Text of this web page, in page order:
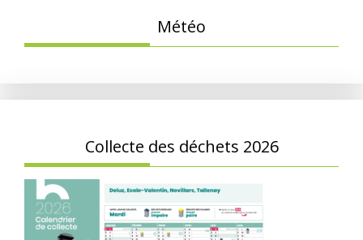
Météo
Collecte des déchets 2026